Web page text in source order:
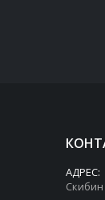
АДРЕС: